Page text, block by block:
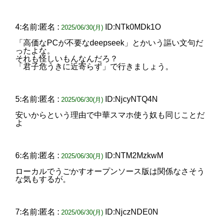
4:名前:匿名 : 2025/06/30(月)
ID:NTk0MDk1O
「高価なPCが不要なdeepseek」とかいう謳い文句だ
ったよな。
それも怪しいもんなんだろ？
「君子危うきに近寄らず」で行きましょう。
5:名前:匿名 : 2025/06/30(月)
ID:NjcyNTQ4N
安いからという理由で中華スマホ使う奴も同じことだ
よ
6:名前:匿名 : 2025/06/30(月)
ID:NTM2MzkwM
ローカルでうごかすオープンソース版は関係なさそう
な気もするが。
7:名前:匿名 : 2025/06/30(月)
ID:NjczNDE0N